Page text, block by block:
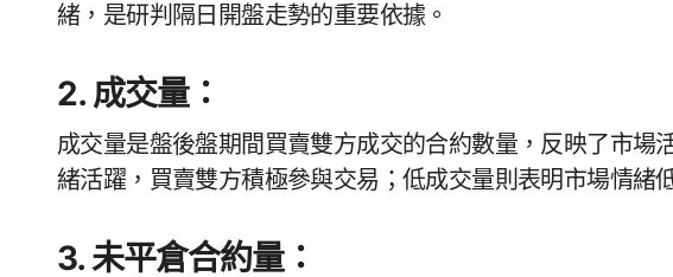
緒，是研判隔日開盤走勢的重要依據。
2. 成交量：
成交量是盤後盤期間買賣雙方成交的合約數量，反映了市場
緒活躍，買賣雙方積極參與交易；低成交量則表明市場情緒
3. 未平倉合約量：